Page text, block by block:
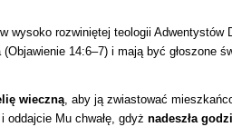
rozwiniętej teologii Adwentystów
14:6–7) i mają być głoszone
wieczną, aby ją zwiastować
oddajcie Mu chwałę, gdyż nadeszła